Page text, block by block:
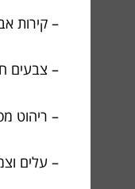
– קירות
– צבעים
– ריהוט
– עלים